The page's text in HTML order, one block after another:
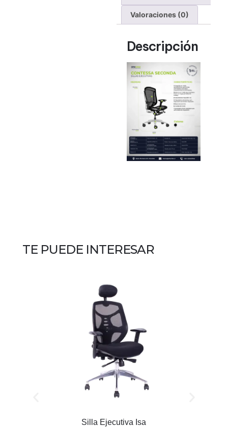
Valoraciones (0)
Descripción
TE PUEDE INTERESAR
Silla Ejecutiva Isa